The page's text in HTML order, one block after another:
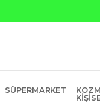
SÜPERMARKET